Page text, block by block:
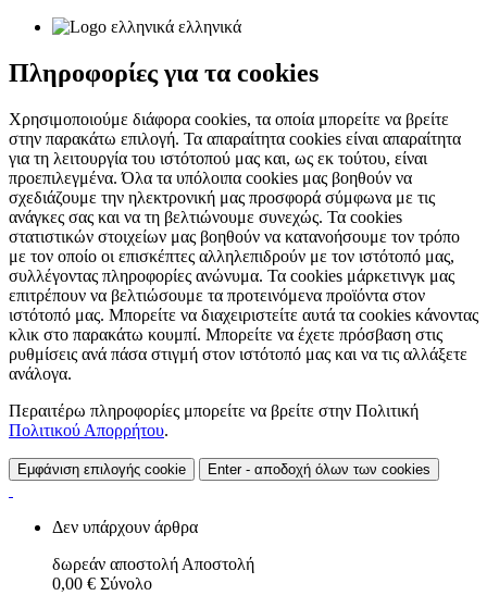
ελληνικά
Πληροφορίες για τα cookies
Χρησιμοποιούμε διάφορα cookies, τα οποία μπορείτε να βρείτε
στην παρακάτω επιλογή. Τα απαραίτητα cookies είναι απαραίτητα
για τη λειτουργία του ιστότοπού μας και, ως εκ τούτου, είναι
προεπιλεγμένα. Όλα τα υπόλοιπα cookies μας βοηθούν να
σχεδιάζουμε την ηλεκτρονική μας προσφορά σύμφωνα με τις
ανάγκες σας και να τη βελτιώνουμε συνεχώς. Τα cookies
στατιστικών στοιχείων μας βοηθούν να κατανοήσουμε τον τρόπο
με τον οποίο οι επισκέπτες αλληλεπιδρούν με τον ιστότοπό μας,
συλλέγοντας πληροφορίες ανώνυμα. Τα cookies μάρκετινγκ μας
επιτρέπουν να βελτιώσουμε τα προτεινόμενα προϊόντα στον
ιστότοπό μας. Μπορείτε να διαχειριστείτε αυτά τα cookies κάνοντας
κλικ στο παρακάτω κουμπί. Μπορείτε να έχετε πρόσβαση στις
ρυθμίσεις ανά πάσα στιγμή στον ιστότοπό μας και να τις αλλάξετε
ανάλογα.
Περαιτέρω πληροφορίες μπορείτε να βρείτε στην Πολιτική
Πολιτικού Απορρήτου.
Εμφάνιση επιλογής cookie Enter - αποδοχή όλων των cookies
Δεν υπάρχουν άρθρα
δωρεάν αποστολή Αποστολή
0,00 € Σύνολο